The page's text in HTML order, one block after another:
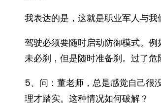
我表达的是，这就是职业军人与我
驾驶必须要随时启动防御模式。
未必刹，但是随时准备刹。过了危
5、问：董老师，总是感觉自己很
理才踏实。这种情况如何破解？